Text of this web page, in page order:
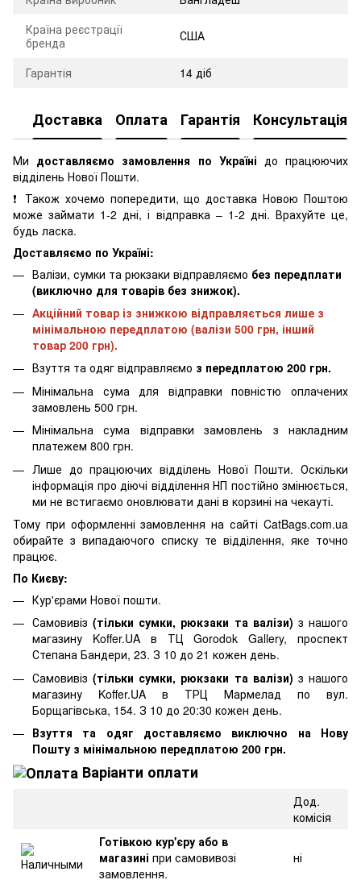
Країна реєстрації
бренда
США
Гарантія 14 діб
Доставка Оплата Гарантія Консультація
Ми доставляємо замовлення по Україні до працюючих
відділень Нової Пошти.
❗ Також хочемо попередити, що доставка Новою Поштою
може займати 1-2 дні, і відправка – 1-2 дні. Врахуйте це,
будь ласка.
Доставляємо по Україні:
Валізи, сумки та рюкзаки відправляємо без передплати
(виключно для товарів без знижок).
Акційний товар із знижкою відправляється лише з
мінімальною передплатою (валізи 500 грн, інший
товар 200 грн).
Взуття та одяг відправляємо з передплатою 200 грн.
Мінімальна сума для відправки повністю оплачених
замовлень 500 грн.
Мінімальна сума відправки замовлень з накладним
платежем 800 грн.
Лише до працюючих відділень Нової Пошти. Оскільки
інформація про діючі відділення НП постійно змінюється,
ми не встигаємо оновлювати дані в корзині на чекауті.
Тому при оформленні замовлення на сайті CatBags.com.ua
обирайте з випадаючого списку те відділення, яке точно
працює.
По Києву:
Кур'єрами Нової пошти.
Самовивіз(тільки сумки, рюкзаки та валізи) з нашого
магазину Koffer.UA в ТЦ Gorodok Gallery, проспект
Степана Бандери, 23. З 10 до 21 кожен день.
Самовивіз(тільки сумки, рюкзаки та валізи) з нашого
магазину Koffer.UA в ТРЦ Мармелад по вул.
Борщагівська, 154. З 10 до 20:30 кожен день.
Взуття та одяг доставляємо виключно на Нову
Пошту з мінімальною передплатою 200 грн.
Варіанти оплати
Дод.
комісія
Готівкою кур'єру або в
магазині при самовивозі
замовлення.
ні